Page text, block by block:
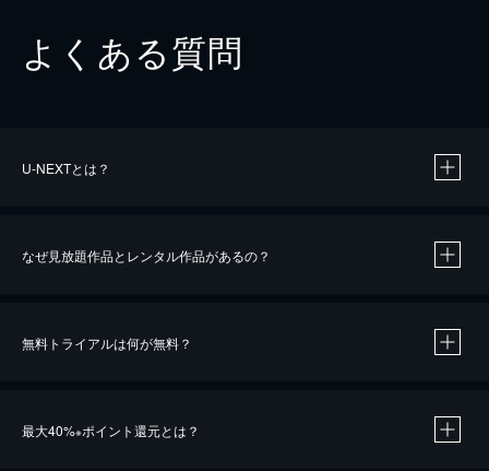
よくある質問
U-NEXTとは？
なぜ見放題作品とレンタル作品があるの？
無料トライアルは何が無料？
最大40%※ポイント還元とは？